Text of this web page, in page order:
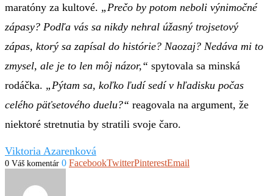
maratóny za kultové. „Prečo by potom neboli výnimočné
zápasy? Podľa vás sa nikdy nehral úžasný trojsetový
zápas, ktorý sa zapísal do histórie? Naozaj? Nedáva mi to
zmysel, ale je to len môj názor,“ spytovala sa minská
rodáčka. „Pýtam sa, koľko ľudí sedí v hľadisku počas
celého päťsetového duelu?“ reagovala na argument, že
niektoré stretnutia by stratili svoje čaro.
Viktoria Azarenková
0 Váš komentár 0 FacebookTwitterPinterestEmail